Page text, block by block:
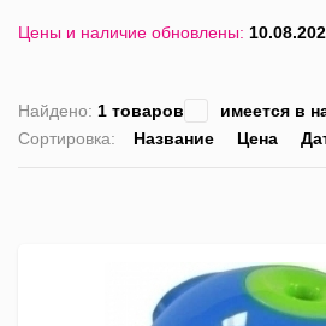
Цены и наличие обновлены:
Найдено: 1 товаров
имеется в
Сортировка:
Название Цена